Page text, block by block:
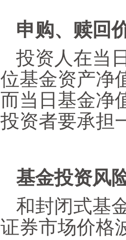
申购、赎回
投资人在当
位基金资产净
而当日基金净
投资者要承担
基金投资风
和封闭式基
证券市场价格